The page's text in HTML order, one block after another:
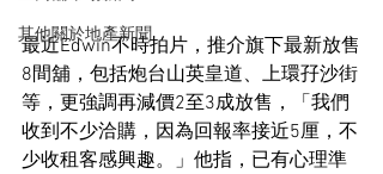
其他關於地產新聞
最近Edwin不時拍片，推介旗下最新放售
8間舖，包括炮台山英皇道、上環孖沙街
等，更強調再減價2至3成放售，「我們
收到不少洽購，因為回報率接近5厘，不
少收租客感興趣。」他指，已有心理準